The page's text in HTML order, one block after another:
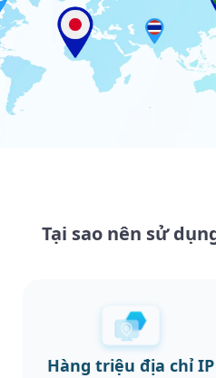
Tại sao nên sử
Hàng triệu địa chỉ IP